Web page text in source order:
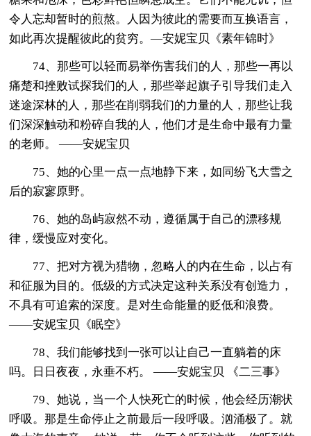
令人忘却暂时的煎熬。人因为彼此的需要而互换语言，
如此再次提醒彼此的贫穷。—安妮宝贝《素年锦时》
74、那些可以轻而易举伤害我们的人，那些一再以
痛楚和挫败试探我们的人，那些举起旗子引导我们走入
迷途深林的人，那些在削弱我们的力量的人，那些让我
们深深触动和粉碎自我的人，他们才是生命中最有力量
的老师。 ——安妮宝贝
75、她的心里一点一点地静下来，如同纷飞大雪之
后的寂寥原野。
76、她的岛屿寂然不动，遵循属于自己的漂移规
律，缓慢应对变化。
77、把对方视为猎物，忽略人的内在生命，以占有
和征服为目的。低级的方式决定这种关系没有创造力，
不具有可追索的深度。是对生命能量的贬低和浪费。
——安妮宝贝《眠空》
78、我们能够找到一张可以让自己一直躺着的床
吗。日日夜夜，永垂不朽。 ——安妮宝贝 《二三事》
79、她说，当一个人快死亡的时候，他会经历潮状
呼吸。那是生命停止之前最后一段呼吸。汹涌极了。就